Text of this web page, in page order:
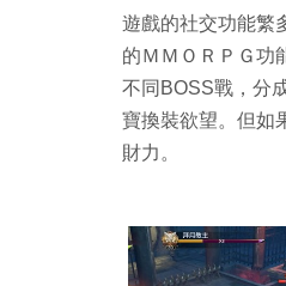
遊戲的社交功能繁
的ＭＭＯＲＰＧ功
不同BOSS戰，分
寶換裝欲望。但如
財力。